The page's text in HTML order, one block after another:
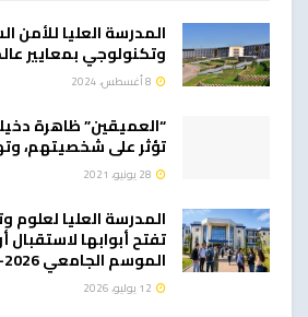
المدرسة العليا
وتكنولوجي بمعايير
“العميقين” ظاهرة
تؤثر على شخصيتهم،
المدرسة العليا لعلوم
تفتح أبوابها
الموسم الجامعي 2026-2027